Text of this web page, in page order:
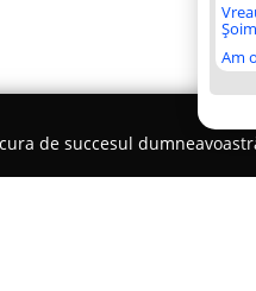
Am
de succesul